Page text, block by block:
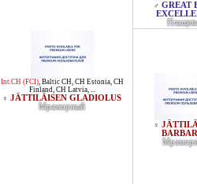
Int.CH (FCI), Baltic CH, CH Estonia, CH
Finland, CH Latvia, ...
♀ JÄTTILÄISEN GLADIOLUS
Мраморный
♂ GREAT
♀